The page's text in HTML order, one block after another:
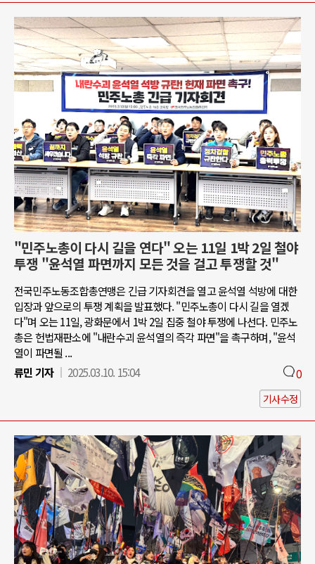
"민주노총이 다시 길을 연다" 오는 11일 1박 2일 철야
투쟁 "윤석열 파면까지 모든 것을 걸고 투쟁할 것"
전국민주노동조합총연맹은 긴급 기자회견을 열고 윤석열 석방에 대한
입장과 앞으로의 투쟁 계획을 발표했다. "민주노총이 다시 길을 열겠
다"며 오는 11일, 광화문에서 1박 2일 집중 철야 투쟁에 나선다. 민주노
총은 헌법재판소에 "내란수괴 윤석열의 즉각 파면"을 촉구하며, "윤석
열이 파면될 ...
류민 기자
2025.03.10. 15:04 0
기사수정